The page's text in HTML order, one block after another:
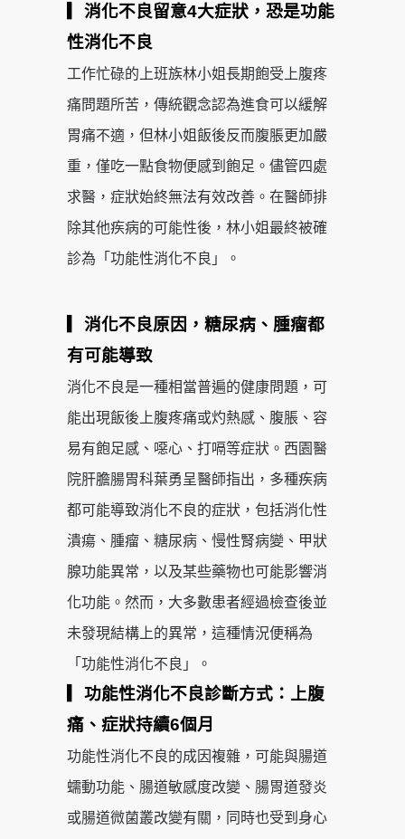
▎消化不良留意4大症狀，恐是功能
性消化不良
工作忙碌的上班族林小姐長期飽受上腹疼
痛問題所苦，傳統觀念認為進食可以緩解
胃痛不適，但林小姐飯後反而腹脹更加嚴
重，僅吃一點食物便感到飽足。儘管四處
求醫，症狀始終無法有效改善。在醫師排
除其他疾病的可能性後，林小姐最終被確
診為「功能性消化不良」。
▎消化不良原因，糖尿病、腫瘤都
有可能導致
消化不良是一種相當普遍的健康問題，可
能出現飯後上腹疼痛或灼熱感、腹脹、容
易有飽足感、噁心、打嗝等症狀。西園醫
院肝膽腸胃科葉勇呈醫師指出，多種疾病
都可能導致消化不良的症狀，包括消化性
潰瘍、腫瘤、糖尿病、慢性腎病變、甲狀
腺功能異常，以及某些藥物也可能影響消
化功能。然而，大多數患者經過檢查後並
未發現結構上的異常，這種情況便稱為
「功能性消化不良」。
▎功能性消化不良診斷方式：上腹
痛、症狀持續6個月
功能性消化不良的成因複雜，可能與腸道
蠕動功能、腸道敏感度改變、腸胃道發炎
或腸道微菌叢改變有關，同時也受到身心